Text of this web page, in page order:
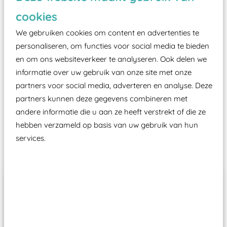
cookies
We gebruiken cookies om content en advertenties te
personaliseren, om functies voor social media te bieden
en om ons websiteverkeer te analyseren. Ook delen we
informatie over uw gebruik van onze site met onze
partners voor social media, adverteren en analyse. Deze
partners kunnen deze gegevens combineren met
andere informatie die u aan ze heeft verstrekt of die ze
hebben verzameld op basis van uw gebruik van hun
services.
Elk speeltoestel in de openbare ruimte voorzien
moet zijn van een typekeuring, -plaatje en
certificering, uitgegeven door een Nederlands
aangewezen keuringsinstantie?
Wij ook speeltoestellen kunnen laten keuren zodat
ze toch binnen het Warenwetbesluit Attractie- en
Speeltoestellen vallen?
Past er goed bij